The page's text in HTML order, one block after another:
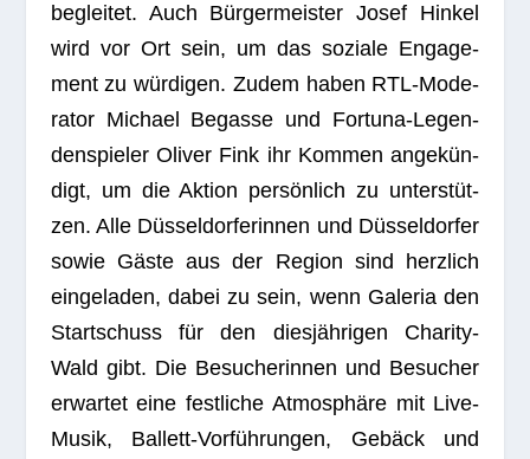
beglei­tet. Auch Bür­ger­meis­ter Josef Hin­kel
wird vor Ort sein, um das soziale Enga­ge­
ment zu wür­di­gen. Zudem haben RTL-Mode­
ra­tor Michael Begasse und For­tuna-Legen­
den­spie­ler Oli­ver Fink ihr Kom­men ange­kün­
digt, um die Aktion per­sön­lich zu unter­stüt­
zen. Alle Düs­sel­dor­fe­rin­nen und Düs­sel­dor­fer
sowie Gäste aus der Region sind herz­lich
ein­ge­la­den, dabei zu sein, wenn Gale­ria den
Start­schuss für den dies­jäh­ri­gen Cha­rity-
Wald gibt. Die Besu­che­rin­nen und Besu­cher
erwar­tet eine fest­li­che Atmo­sphäre mit Live-
Musik, Bal­lett-Vor­füh­run­gen, Gebäck und